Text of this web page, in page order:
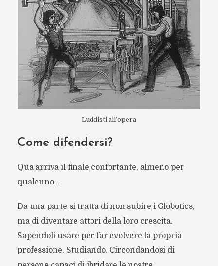
Luddisti all’opera
Come difendersi?
Qua arriva il finale confortante, almeno per
qualcuno…
Da una parte si tratta di non subire i Globotics,
ma di diventare attori della loro crescita.
Sapendoli usare per far evolvere la propria
professione. Studiando. Circondandosi di